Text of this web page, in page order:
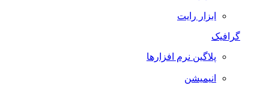
ابزار رایت
گرافیک
پلاگین نرم افزارها
انیمیشن